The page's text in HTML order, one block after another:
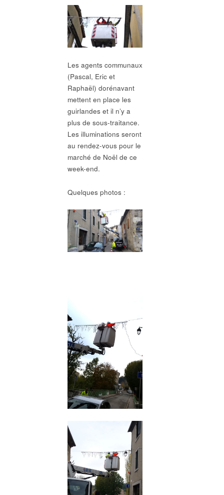
Les agents communaux
(Pascal, Eric et
Raphaël) dorénavant
mettent en place les
guirlandes et il n’y a
plus de sous-traitance.
Les illuminations seront
au rendez-vous pour le
marché de Noël de ce
week-end.
Quelques photos :